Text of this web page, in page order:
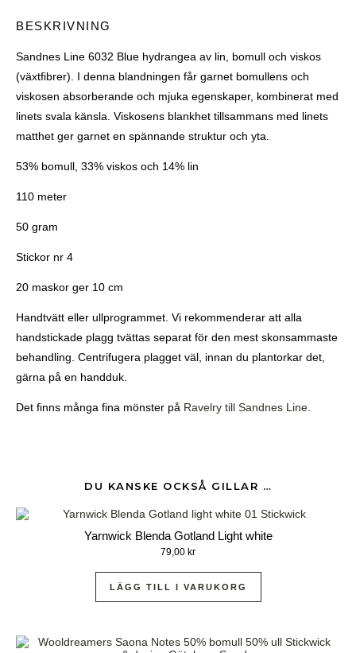
BESKRIVNING
Sandnes Line 6032 Blue hydrangea av lin, bomull och viskos
(växtfibrer). I denna blandningen får garnet bomullens och
viskosen absorberande och mjuka egenskaper, kombinerat med
linets svala känsla. Viskosens blankhet tillsammans med linets
matthet ger garnet en spännande struktur och yta.
53% bomull, 33% viskos och 14% lin
110 meter
50 gram
Stickor nr 4
20 maskor ger 10 cm
Handtvätt eller ullprogrammet. Vi rekommenderar att alla
handstickade plagg tvättas separat för den mest skonsammaste
behandling. Centrifugera plagget väl, innan du plantorkar det,
gärna på en handduk.
Det finns många fina mönster på Ravelry till Sandnes Line
DU KANSKE OCKSÅ GILLAR …
Yarnwick Blenda Gotland Light white
79,00 kr
LÄGG TILL I VARUKORG